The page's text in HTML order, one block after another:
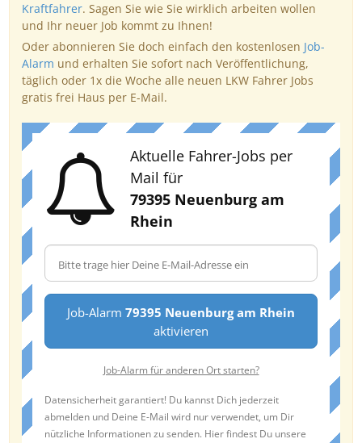
Kraftfahrer. Sagen Sie wie Sie wirklich arbeiten wollen
und Ihr neuer Job kommt zu Ihnen!
Oder abonnieren Sie doch einfach den kostenlosen Job-
Alarm und erhalten Sie sofort nach Veröffentlichung,
täglich oder 1x die Woche alle neuen LKW Fahrer Jobs
gratis frei Haus per E-Mail.
Aktuelle Fahrer-Jobs per
Mail für
79395 Neuenburg am
Rhein
Job-Alarm 79395 Neuenburg am Rhein
aktivieren
Job-Alarm für anderen Ort starten?
Datensicherheit garantiert! Du kannst Dich jederzeit
abmelden und Deine E-Mail wird nur verwendet, um Dir
nützliche Informationen zu senden. Hier findest Du unsere